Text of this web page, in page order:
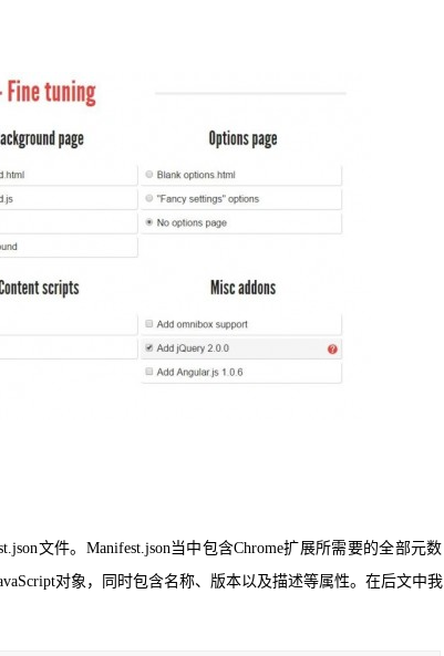
文件。Manifest.json当中包含Chrome扩展所需要的全部元数
对象，同时包含名称、版本以及描述等属性。在后文中我